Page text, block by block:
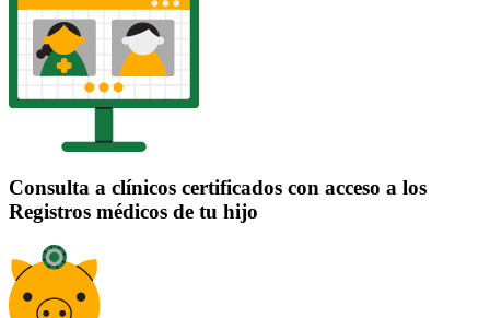
Consulta a clínicos certificados con acceso a los
Registros médicos de tu hijo